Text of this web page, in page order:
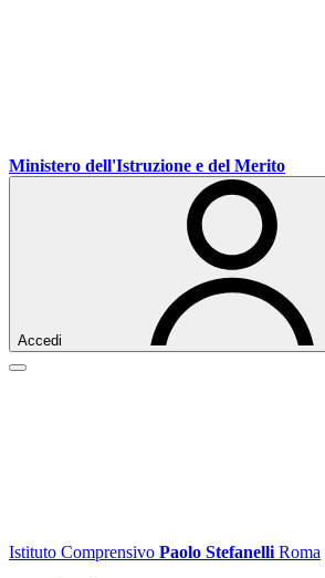
Ministero dell'Istruzione e del Merito
Accedi
Istituto Comprensivo Paolo Stefanelli Roma